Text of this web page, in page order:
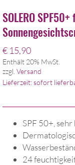
SOLERO
€ 15,90
Enthält 20% MwSt.
zzgl. Versand
Lieferzeit: sofort
SPF 50+,
24